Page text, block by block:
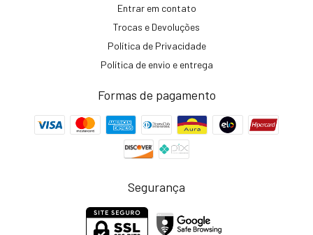
Entrar em contato
Trocas e Devoluções
Política de Privacidade
Política de envio e entrega
Formas de pagamento
Segurança